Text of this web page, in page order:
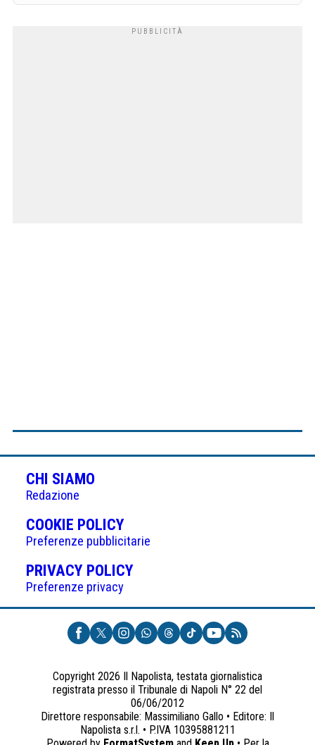
CHI SIAMO
Redazione
COOKIE POLICY(APRE
IN
UNA
NUOVA
Preferenze pubblicitarie
PRIVACY POLICY(APRE
UNA
NUOVA
SCHEDA)
Preferenze privacy
Copyright 2026 Il Napolista, testata giornalistica
registrata presso il Tribunale di Napoli N° 22 del
06/06/2012
Direttore responsabile: Massimiliano Gallo • Editore: Il
Napolista s.r.l. • P.IVA 10395881211